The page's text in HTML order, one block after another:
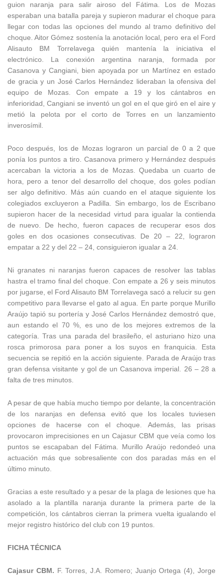
guion naranja para salir airoso del Fátima. Los de Mozas
esperaban una batalla pareja y supieron madurar el choque para
llegar con todas las opciones del mundo al tramo definitivo del
choque. Aitor Gómez sostenía la anotación local, pero era el Ford
Alisauto BM Torrelavega quién mantenía la iniciativa el
electrónico. La conexión argentina naranja, formada por
Casanova y Cangiani, bien apoyada por un Martínez en estado
de gracia y un José Carlos Hernández lideraban la ofensiva del
equipo de Mozas. Con empate a 19 y los cántabros en
inferioridad, Cangiani se inventó un gol en el que giró en el aire y
metió la pelota por el corto de Torres en un lanzamiento
inverosímil.
Poco después, los de Mozas lograron un parcial de 0 a 2 que
ponía los puntos a tiro. Casanova primero y Hernández después
acercaban la victoria a los de Mozas. Quedaba un cuarto de
hora, pero a tenor del desarrollo del choque, dos goles podían
ser algo definitivo. Más aún cuando en el ataque siguiente los
colegiados excluyeron a Padilla. Sin embargo, los de Escribano
supieron hacer de la necesidad virtud para igualar la contienda
de nuevo. De hecho, fueron capaces de recuperar esos dos
goles en dos ocasiones consecutivas. De 20 – 22, lograron
empatar a 22 y del 22 – 24, consiguieron igualar a 24.
Ni granates ni naranjas fueron capaces de resolver las tablas
hastra el tramo final del choque. Con empate a 26 y seis minutos
por jugarse, el Ford Alisauto BM Torrelavega sacó a relucir su gen
competitivo para llevarse el gato al agua. En parte porque Murillo
Araújo tapió su portería y José Carlos Hernández demostró que,
aun estando el 70 %, es uno de los mejores extremos de la
categoría. Tras una parada del brasileño, el asturiano hizo una
rosca primorosa para poner a los suyos en franquicia. Esta
secuencia se repitió en la acción siguiente. Parada de Araújo tras
gran defensa visitante y gol de un Casanova imperial. 26 – 28 a
falta de tres minutos.
A pesar de que había mucho tiempo por delante, la concentración
de los naranjas en defensa evitó que los locales tuviesen
opciones de hacerse con el choque. Además, las prisas
provocaron imprecisiones en un Cajasur CBM que veía como los
puntos se escapaban del Fátima. Murillo Araújo redondeó una
actuación más que sobresaliente con dos paradas más en el
último minuto.
Gracias a este resultado y a pesar de la plaga de lesiones que ha
asolado a la plantilla naranja durante la primera parte de la
competición, los cántabros cierran la primera vuelta igualando el
mejor registro histórico del club con 19 puntos.
FICHA TÉCNICA
Cajasur CBM. F. Torres, J.A. Romero; Juanjo Ortega (4), Jorge